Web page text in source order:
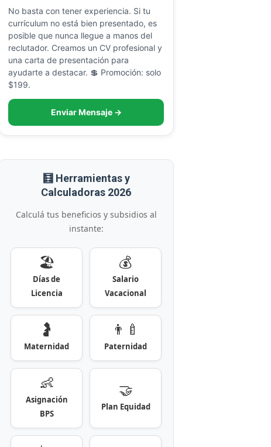
No basta con tener experiencia. Si tu
currículum no está bien presentado, es
posible que nunca llegue a manos del
reclutador. Creamos un CV profesional y
una carta de presentación para
ayudarte a destacar. 💲 Promoción: solo
$199.
Enviar Mensaje →
🧮 Herramientas y
Calculadoras 2026
Calculá tus beneficios y subsidios al
instante:
🏖️
Días de
Licencia
💰
Salario
Vacacional
🤰
Maternidad
👨‍🍼
Paternidad
👶
Asignación
BPS
🤝
Plan Equidad